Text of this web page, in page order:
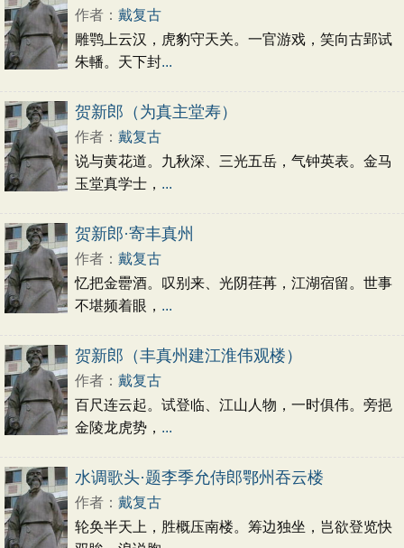
作者： 戴复古
雕鹗上云汉，虎豹守天关。一官游戏，笑向古郢试
朱轓。天下封...
贺新郎（为真主堂寿）
作者： 戴复古
说与黄花道。九秋深、三光五岳，气钟英表。金马
玉堂真学士， ...
贺新郎·寄丰真州
作者： 戴复古
忆把金罍酒。叹别来、光阴荏苒，江湖宿留。世事
不堪频着眼， ...
贺新郎（丰真州建江淮伟观楼）
作者： 戴复古
百尺连云起。试登临、江山人物，一时俱伟。旁挹
金陵龙虎势， ...
水调歌头·题李季允侍郎鄂州吞云楼
作者： 戴复古
轮奂半天上，胜概压南楼。筹边独坐，岂欲登览快